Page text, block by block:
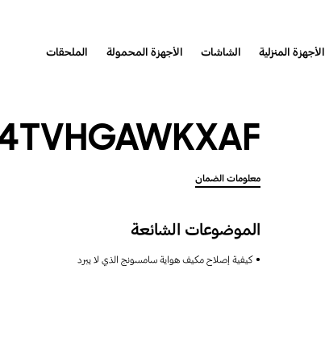
الأجهزة المنزلية الشاشات الأجهزة المحمولة الملحقات
معلومات الضمان
الموضوعات الشائعة
كيفية إصلاح مكيف هواية سامسونج الذي لا يبرد